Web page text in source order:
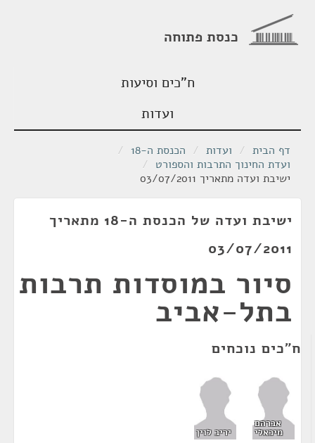
כנסת פתוחה
ח"כים וסיעות
ועדות
דף הבית / ועדות / הכנסת ה-18
/
ועדת החינוך התרבות והספורט /
ישיבת ועדה מתאריך 03/07/2011
ישיבת ועדה של הכנסת ה-18 מתאריך
03/07/2011
סיור במוסדות תרבות
בתל-אביב
ח"כים נוכחים
אברהם
מיכאלי יריב לוין